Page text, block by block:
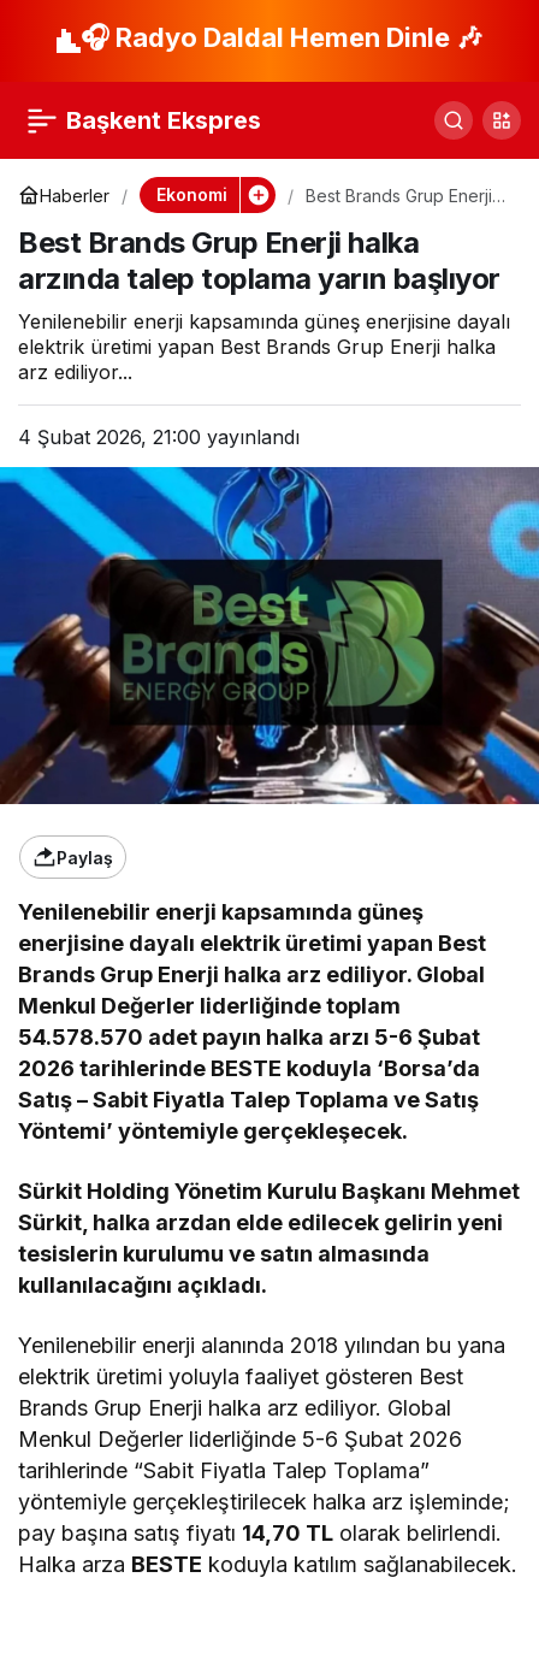
🎧 Radyo Daldal Hemen Dinle 🎶
Başkent Ekspres
Haberler Ekonomi
Best Brands Grup Enerji
toplama yarın başlıyor
Best Brands Grup Enerji halka
arzında talep toplama yarın başlıyor
Yenilenebilir enerji kapsamında güneş enerjisine dayalı
elektrik üretimi yapan Best Brands Grup Enerji halka
arz ediliyor...
4 Şubat 2026, 21:00 yayınlandı
Paylaş
Yenilenebilir enerji kapsamında güneş
enerjisine dayalı elektrik üretimi yapan Best
Brands Grup Enerji halka arz ediliyor. Global
Menkul Değerler liderliğinde toplam
54.578.570 adet payın halka arzı 5-6 Şubat
2026 tarihlerinde BESTE koduyla ‘Borsa’da
Satış – Sabit Fiyatla Talep Toplama ve Satış
Yöntemi’ yöntemiyle gerçekleşecek.
Sürkit Holding Yönetim Kurulu Başkanı Mehmet
Sürkit, halka arzdan elde edilecek gelirin yeni
tesislerin kurulumu ve satın almasında
kullanılacağını açıkladı.
Yenilenebilir enerji alanında 2018 yılından bu yana
elektrik üretimi yoluyla faaliyet gösteren Best
Brands Grup Enerji halka arz ediliyor. Global
Menkul Değerler liderliğinde 5-6 Şubat 2026
tarihlerinde “Sabit Fiyatla Talep Toplama”
yöntemiyle gerçekleştirilecek halka arz işleminde;
pay başına satış fiyatı 14,70 TL olarak belirlendi.
Halka arza BESTE koduyla katılım sağlanabilecek.
Artık yeni bir yangın
Lityum/iyon batarya
yangınları
Paylaş